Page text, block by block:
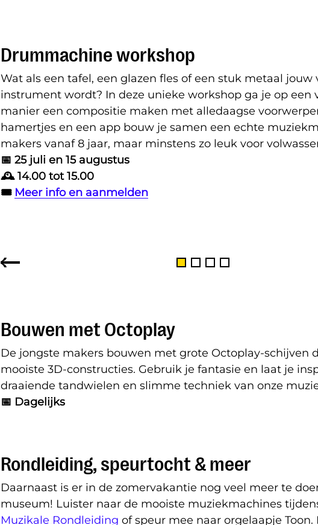
Drummachine workshop
Wat als een tafel, een glazen fles of een stuk metaal jouw
instrument wordt? In deze unieke workshop ga je op een
manier een compositie maken met alledaagse
hamertjes en een app bouw je samen een echte
makers vanaf 8 jaar, maar minstens zo leuk voor
📅 25 juli en 15 augustus
🕰️ 14.00 tot 15.00
🎟️ Meer info en aanmelden
Bouwen met Octoplay
De jongste makers bouwen met grote Octoplay-schijven
mooiste 3D-constructies. Gebruik je fantasie en laat je
draaiende tandwielen en slimme techniek van onze
📅 Dagelijks
Rondleiding, speurtocht & meer
Daarnaast is er in de zomervakantie nog veel meer te
museum! Luister naar de mooiste muziekmachines
Muzikale Rondleiding of speur mee naar orgelaapje Toon.